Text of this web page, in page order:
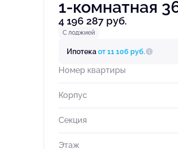
1-комнатная
4 196 287 руб.
С лоджией
Ипотекаот 11 106 руб.
Номер квартиры
Корпус
Секция
Этаж